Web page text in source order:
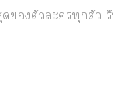
ดตัวะทุกตัว